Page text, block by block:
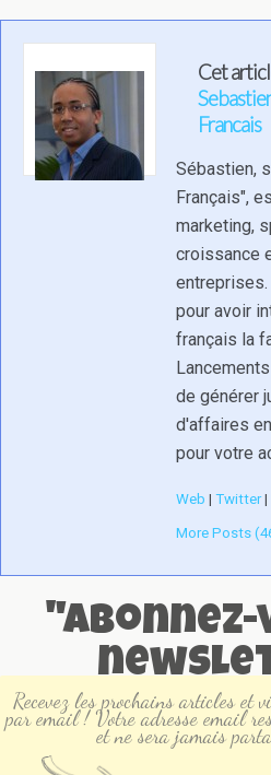
Cet
Francais
Sébastien,
Français",
marketing,
croissance
pour avoir
français la
de générer
d'affaires
pour votre
Web | Twitter|
More Posts
Recevez les prochains articles et
par email ! Votre adresse email
et ne sera jamais